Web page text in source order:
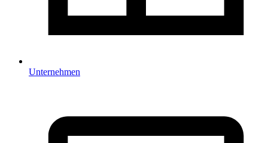
Unternehmen